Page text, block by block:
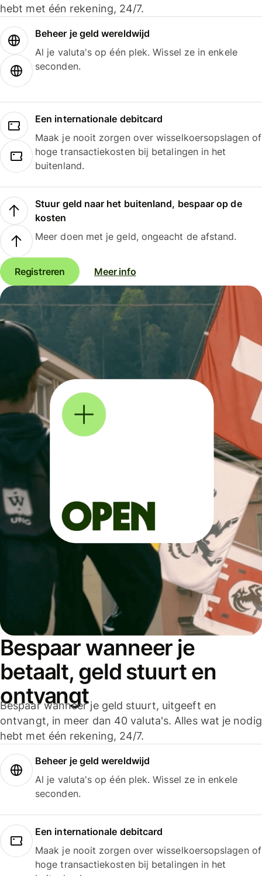
hebt met één rekening, 24/7.
Beheer je geld wereldwijd
Al je valuta's op één plek. Wissel ze in enkele
seconden.
Een internationale debitcard
Maak je nooit zorgen over wisselkoersopslagen of
hoge transactiekosten bij betalingen in het
buitenland.
Stuur geld naar het buitenland, bespaar op de
kosten
Meer doen met je geld, ongeacht de afstand.
Registreren Meer info
Bespaar wanneer je
betaalt, geld stuurt en
ontvangt
Bespaar wanneer je geld stuurt, uitgeeft en
ontvangt, in meer dan 40 valuta's. Alles wat je nodig
hebt met één rekening, 24/7.
Beheer je geld wereldwijd
Al je valuta's op één plek. Wissel ze in enkele
seconden.
Een internationale debitcard
Maak je nooit zorgen over wisselkoersopslagen of
hoge transactiekosten bij betalingen in het